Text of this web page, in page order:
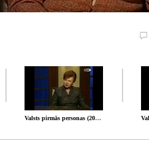
Valsts pirmās personas (2004-02-19)